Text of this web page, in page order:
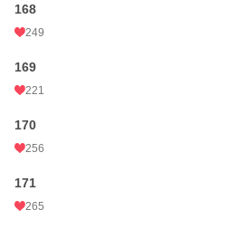
168
249
169
221
170
256
171
265